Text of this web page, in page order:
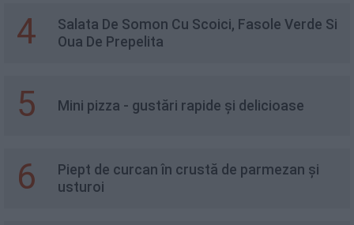
4
Salata De Somon Cu Scoici, Fasole Verde Si
Oua De Prepelita
5 Mini pizza - gustări rapide și delicioase
6
Piept de curcan în crustă de parmezan și
usturoi